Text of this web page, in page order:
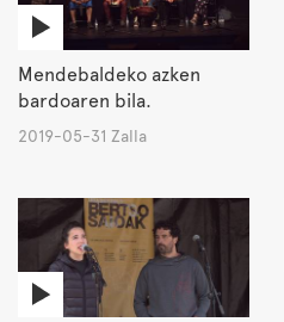
Mendebaldeko azken
bardoaren bila.
2019-05-31 Zalla